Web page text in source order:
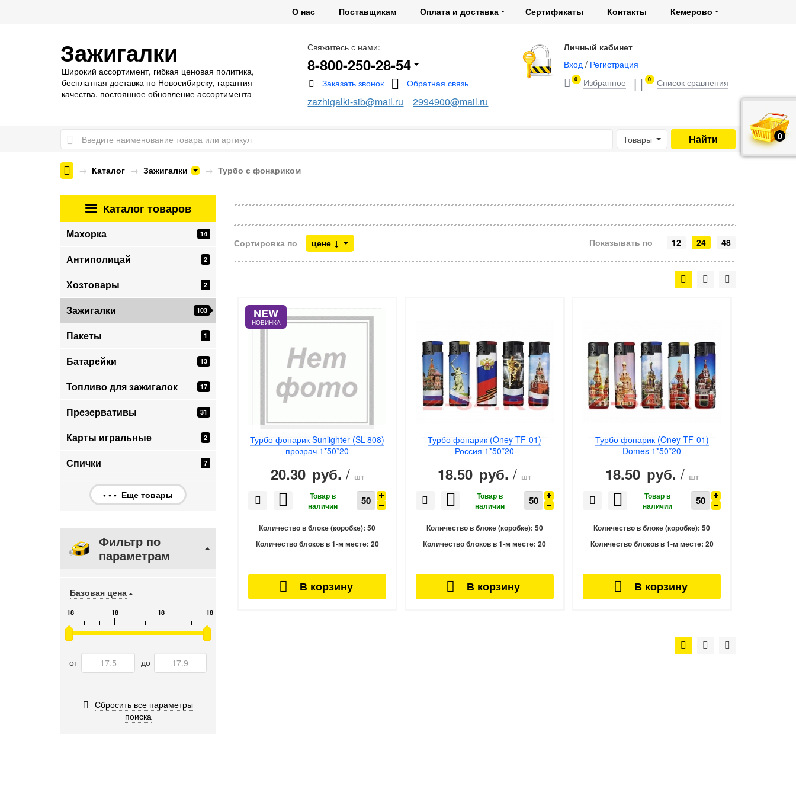
О нас Поставщикам Оплата и доставка Сертификаты Контакты Кемерово
Зажигалки
Широкий ассортимент, гибкая ценовая политика,
бесплатная доставка по Новосибирску, гарантия
качества, постоянное обновление ассортимента
Свяжитесь с нами:
8-800-250-28-54
zazhigalki-sib@mail.ru 2994900@mail.ru
Личный кабинет
Вход / Регистрация
0 0
Товары
Каталог Зажигалки Турбо с фонариком
Каталог товаров
Махорка 14
Антиполицай 2
Хозтовары 2
Зажигалки 103
Пакеты 1
Батарейки 13
Топливо для зажигалок 17
Презервативы 31
Карты игральные 2
Спички 7
• • • Еще товары
Фильтр по
параметрам
Базовая цена
18 18 18 18
от до
Сбросить все параметры
поиска
Сортировка по цене ↓ Показывать по 12 24 48
NEW
НОВИНКА
Турбо фонарик Sunlighter (SL-808)
прозрач 1*50*20
20.30 руб. / шт
Количество в блоке (коробке): 50
Количество блоков в 1-м месте: 20
Турбо фонарик (Oney TF-01)
Россия 1*50*20
18.50 руб./ шт
Количество в блоке (коробке): 50
Количество блоков в 1-м месте: 20
Турбо фонарик (Oney TF-01)
Domes 1*50*20
18.50 руб. / шт
Количество в блоке (коробке): 50
Количество блоков в 1-м месте: 20
0
руб.